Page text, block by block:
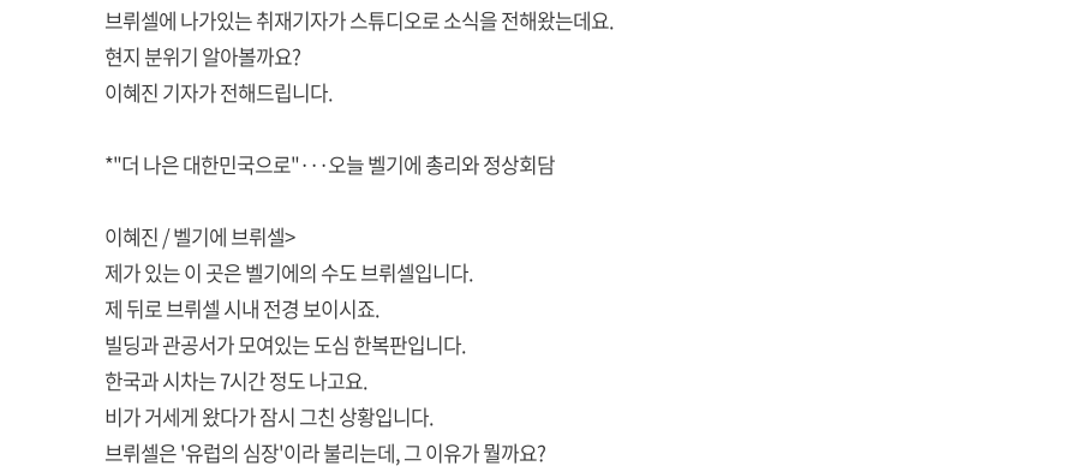
브뤼셀에 나가있는 취재기자가 스튜디오로 소식을 전해왔는데요.
현지 분위기 알아볼까요?
이혜진 기자가 전해드립니다.
*"더 나은 대한민국으로"···오늘 벨기에 총리와 정상회담
이혜진 / 벨기에 브뤼셀>
제가 있는 이 곳은 벨기에의 수도 브뤼셀입니다.
제 뒤로 브뤼셀 시내 전경 보이시죠.
빌딩과 관공서가 모여있는 도심 한복판입니다.
한국과 시차는 7시간 정도 나고요.
비가 거세게 왔다가 잠시 그친 상황입니다.
브뤼셀은 '유럽의 심장'이라 불리는데, 그 이유가 뭘까요?